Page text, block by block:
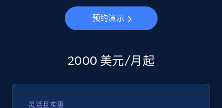
预约演示
2000 美元/月起
灵活且实惠